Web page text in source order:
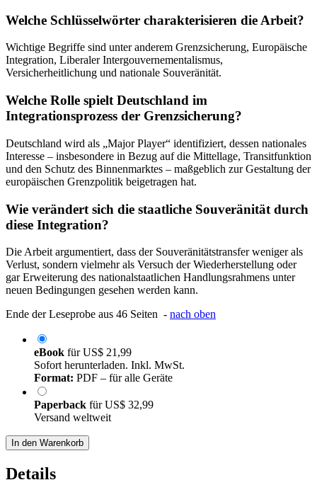
Welche Schlüsselwörter charakterisieren die Arbeit?
Wichtige Begriffe sind unter anderem Grenzsicherung, Europäische
Integration, Liberaler Intergouvernementalismus,
Versicherheitlichung und nationale Souveränität.
Welche Rolle spielt Deutschland im
Integrationsprozess der Grenzsicherung?
Deutschland wird als „Major Player“ identifiziert, dessen nationales
Interesse – insbesondere in Bezug auf die Mittellage, Transitfunktion
und den Schutz des Binnenmarktes – maßgeblich zur Gestaltung der
europäischen Grenzpolitik beigetragen hat.
Wie verändert sich die staatliche Souveränität durch
diese Integration?
Die Arbeit argumentiert, dass der Souveränitätstransfer weniger als
Verlust, sondern vielmehr als Versuch der Wiederherstellung oder
gar Erweiterung des nationalstaatlichen Handlungsrahmens unter
neuen Bedingungen gesehen werden kann.
Ende der Leseprobe aus 46 Seiten - nach oben
eBook fürUS$ 21,99
Sofort herunterladen. Inkl. MwSt.
Format: PDF – für alle Geräte
Paperback fürUS$ 32,99
Versand weltweit
In den Warenkorb
Details